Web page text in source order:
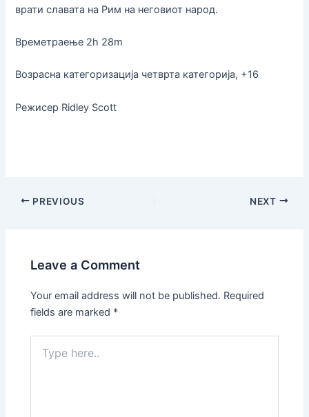
врати славата на Рим на неговиот народ.
Времетраење 2h 28m
Возрасна категоризација четврта категорија, +16
Режисер Ridley Scott
PREVIOUS NEXT
Leave a Comment
Your email address will not be published. Required
fields are marked *
here..